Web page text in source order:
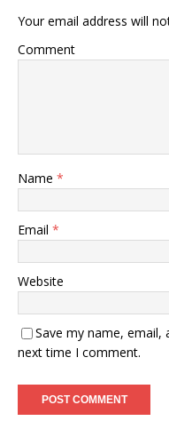
Your email address will
Comment
Name *
Email *
Website
Save my name,
next time I comment.